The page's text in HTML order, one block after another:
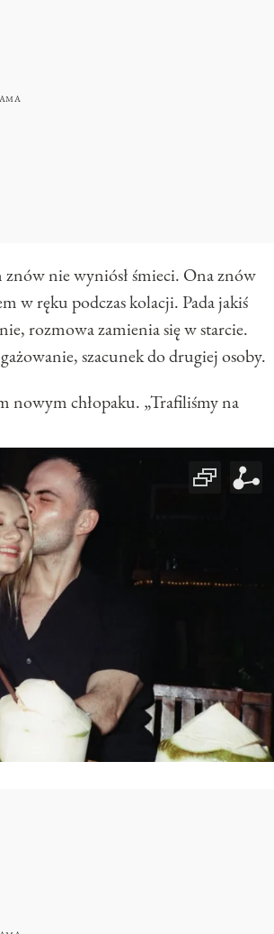
nie wyniósł śmieci. Ona znów
w ręku podczas kolacji. Pada jakiś
rozmowa zamienia się w starcie.
szacunek do drugiej osoby.
nowym chłopaku. „Trafiliśmy na